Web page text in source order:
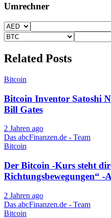
Umrechner
Related Posts
Bitcoin
Bitcoin Inventor Satoshi
Bill Gates
2 Jahren ago
Das abcFinanzen.de - Team
Bitcoin
Der Bitcoin -Kurs steht
Richtungsbewegungen“ -
2 Jahren ago
Das abcFinanzen.de - Team
Bitcoin